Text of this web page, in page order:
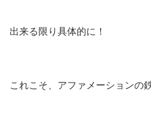
出来る限り具体的に！
これこそ、アファメーションの